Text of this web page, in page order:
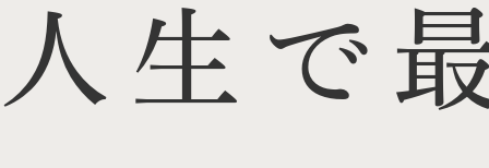
人生で